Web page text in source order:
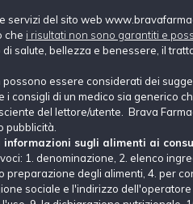
servizi del sito web
che i risultati non sono garantiti e
salute, bellezza e benessere, il
essere considerati dei
consigli di un medico sia generico
del lettore/utente. Brava
pubblicità.
sugli alimenti ai
1. denominazione, 2. elenco
degli alimenti, 4. per
sociale e l'indirizzo